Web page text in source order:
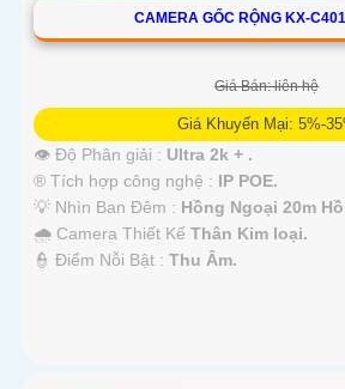
CAMERA GỐC RỘNG KX-
Giá Bán: liên hệ
Giá Khuyến Mại: 5%-
👁 Độ Phân giải : Ultra 2k + .
®️ Tích hợp công nghệ : IP POE.
💡 Nhìn Ban Đêm : Hồng Ngoại 20m
🌧️ Camera Thiết Kế Thân Kim loại.
️👮 Điểm Nỗi Bật : Thu Âm.